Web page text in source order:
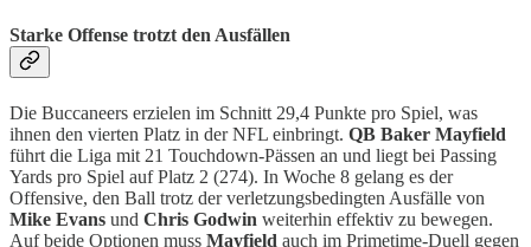
Starke Offense trotzt den Ausfällen
Die Buccaneers erzielen im Schnitt 29,4 Punkte pro Spiel, was
ihnen den vierten Platz in der NFL einbringt. QB Baker Mayfield
führt die Liga mit 21 Touchdown-Pässen an und liegt bei Passing
Yards pro Spiel auf Platz 2 (274). In Woche 8 gelang es der
Offensive, den Ball trotz der verletzungsbedingten Ausfälle von
Mike Evans und Chris Godwin weiterhin effektiv zu bewegen.
Auf beide Optionen muss Mayfield auch im Primetime-Duell gegen